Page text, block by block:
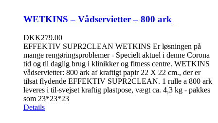
WETKINS – Vådservietter – 800 ark
DKK279.00
EFFEKTIV SUPR2CLEAN WETKINS Er løsningen på
mange rengøringsproblemer - Specielt aktuel i denne Corona
tid og til daglig brug i klinikker og fitness centre. WETKINS
vådservietter: 800 ark af kraftigt papir 22 X 22 cm., der er
tilsat flydende EFFEKTIV SUPR2CLEAN. 1 rulle a 800 ark
leveres i til-svejset kraftig plastpose, vægt ca. 4,3 kg - pakkes
som 23*23*23
Details